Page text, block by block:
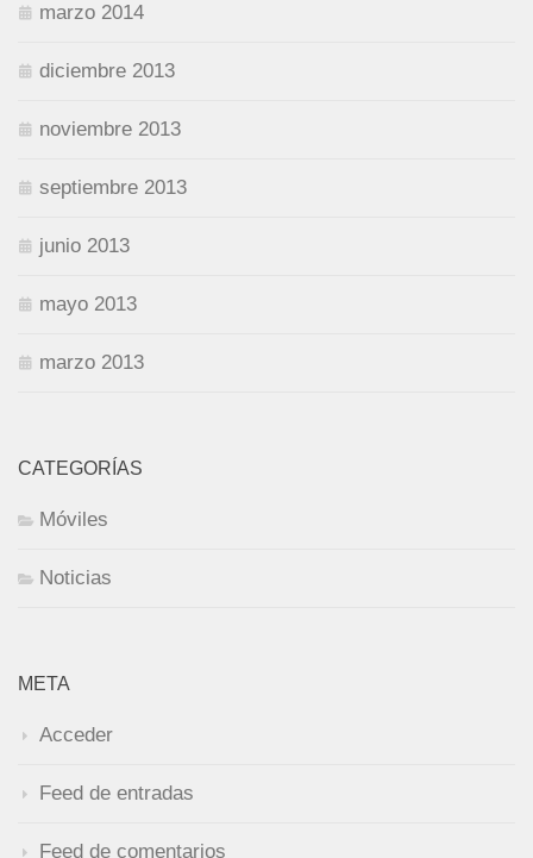
marzo 2014
diciembre 2013
noviembre 2013
septiembre 2013
junio 2013
mayo 2013
marzo 2013
CATEGORÍAS
Móviles
Noticias
META
Acceder
Feed de entradas
Feed de comentarios